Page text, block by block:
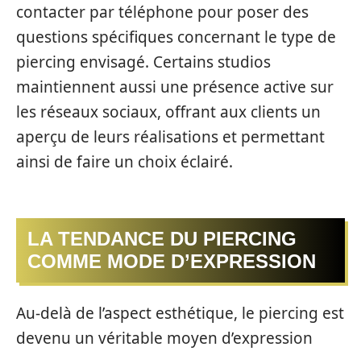
contacter par téléphone pour poser des
questions spécifiques concernant le type de
piercing envisagé. Certains studios
maintiennent aussi une présence active sur
les réseaux sociaux, offrant aux clients un
aperçu de leurs réalisations et permettant
ainsi de faire un choix éclairé.
LA TENDANCE DU PIERCING
COMME MODE D’EXPRESSION
Au-delà de l’aspect esthétique, le piercing est
devenu un véritable moyen d’expression